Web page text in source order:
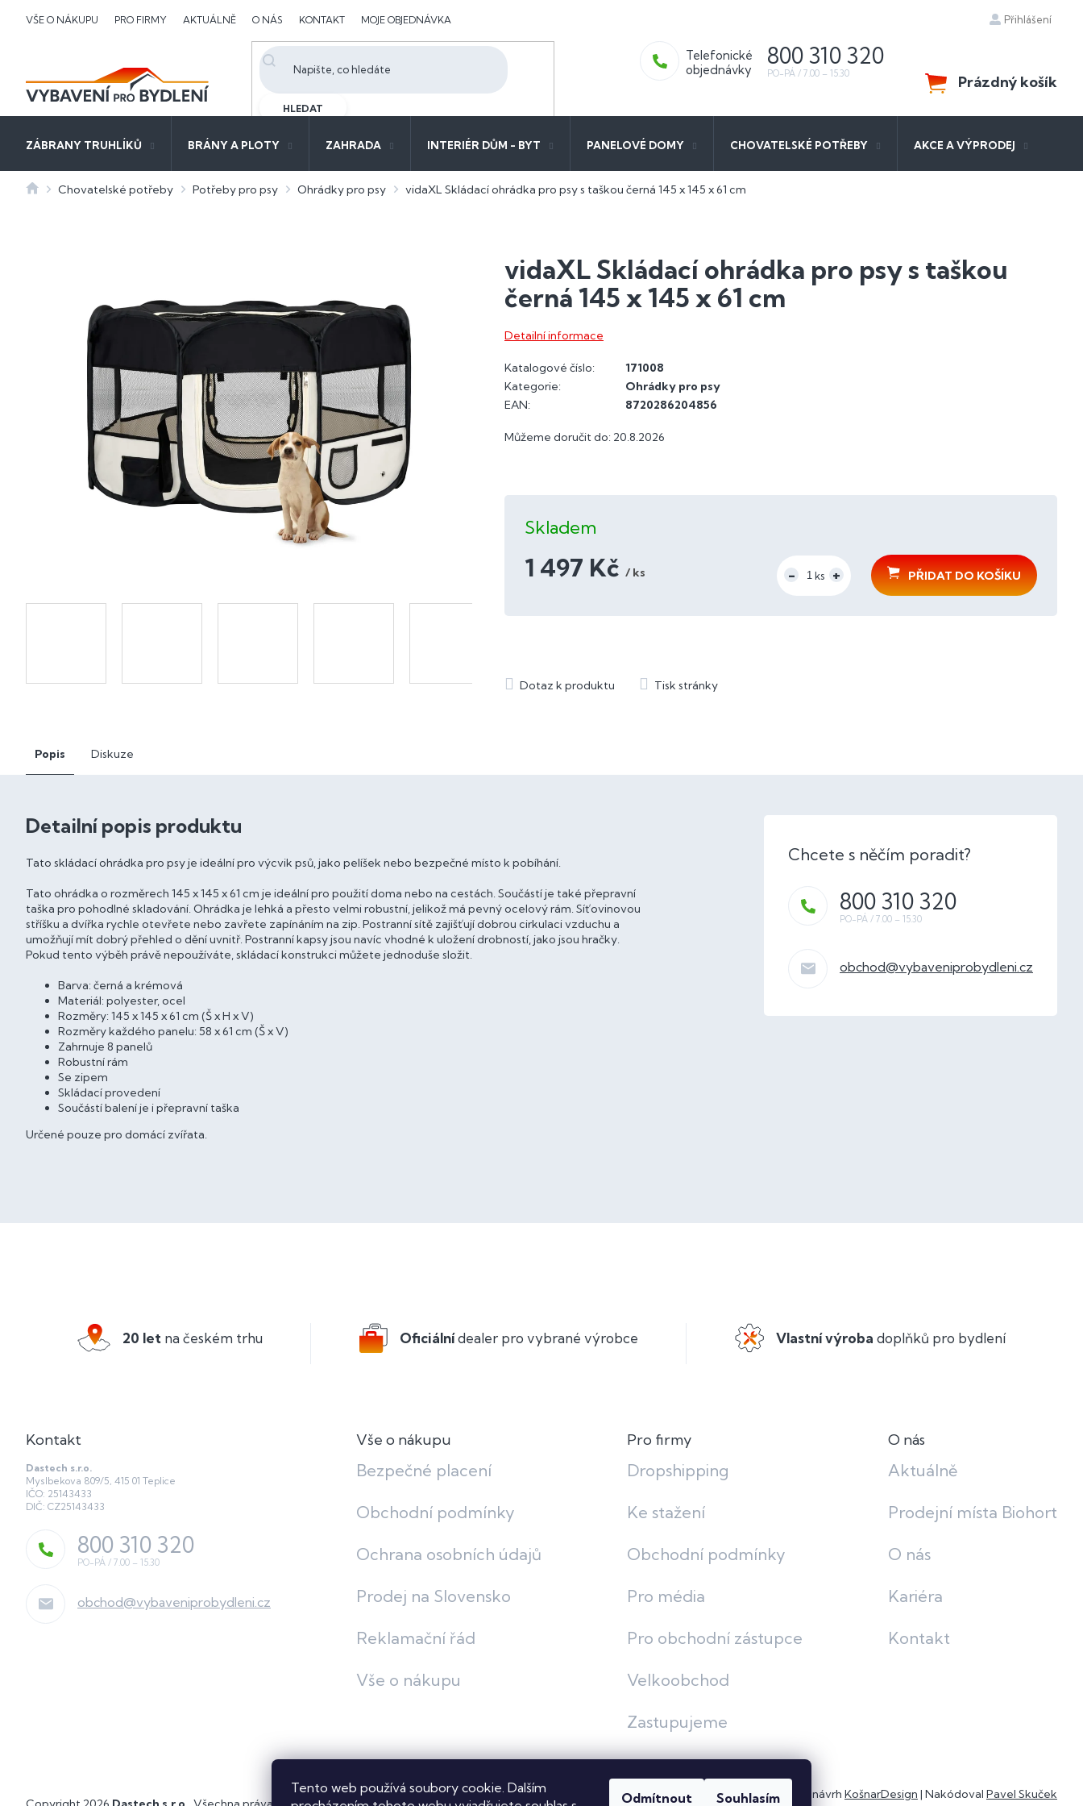
Tento web používá soubory cookie. Dalším
Odmítnout Souhlasím
VŠE O NÁKUPU PRO FIRMY AKTUÁLNĚ O NÁS KONTAKT MOJE OBJEDNÁVKA Přihlášení
HLEDAT
800 310 320
NÁKUPNÍ
KOŠÍK
Prázdný košík
ZÁBRANY TRUHLÍKŮ BRÁNY A PLOTY ZAHRADA INTERIÉR DŮM - BYT PANELOVÉ DOMY CHOVATELSKÉ POTŘEBY AKCE A VÝPRODEJ
DomůChovatelské potřeby Potřeby pro psy Ohrádky pro psy vidaXL Skládací ohrádka pro psy s taškou černá 145 x 145 x 61 cm
vidaXL Skládací ohrádka pro psy s taškou
černá 145 x 145 x 61 cm
Můžeme doručit do: 20.8.2026
Skladem
1 497 Kč / ks
PŘIDAT DO KOŠÍKU
Detailní informace
Katalogové číslo:
171008
Kategorie:
Ohrádky pro psy
EAN: 8720286204856
Popis Diskuze
Detailní popis produktu
Tato skládací ohrádka pro psy je ideální pro výcvik psů, jako pelíšek nebo bezpečné místo k pobíhání.
Tato ohrádka o rozměrech 145 x 145 x 61 cm je ideální pro použití doma nebo na cestách. Součástí je také přepravní
taška pro pohodlné skladování. Ohrádka je lehká a přesto velmi robustní, jelikož má pevný ocelový rám. Síťovinovou
stříšku a dvířka rychle otevřete nebo zavřete zapínáním na zip. Postranní sítě zajišťují dobrou cirkulaci vzduchu a
umožňují mít dobrý přehled o dění uvnitř. Postranní kapsy jsou navíc vhodné k uložení drobností, jako jsou hračky.
Pokud tento výběh právě nepoužíváte, skládací konstrukci můžete jednoduše složit.
Barva: černá a krémová
Materiál: polyester, ocel
Rozměry: 145 x 145 x 61 cm (Š x H x V)
Rozměry každého panelu: 58 x 61 cm (Š x V)
Zahrnuje 8 panelů
Robustní rám
Se zipem
Skládací provedení
Součástí balení je i přepravní taška
Určené pouze pro domácí zvířata.
obchod@vybaveniprobydleni.cz
800 310 320
20 let na českém trhu Oficiálnídealer pro vybrané výrobce Vlastní výroba doplňků pro bydlení
Kontakt
Dastech s.r.o.
Myslbekova 809/5, 415 01 Teplice
IČO: 25143433
DIČ: CZ25143433
obchod@vybaveniprobydleni.cz
800 310 320
Vše o nákupu
Bezpečné placení
Obchodní podmínky
Ochrana osobních údajů
Prodej na Slovensko
Reklamační řád
Vše o nákupu
Pro firmy
Dropshipping
Ke stažení
Obchodní podmínky
Pro média
Pro obchodní zástupce
Velkoobchod
Zastupujeme
O nás
Aktuálně
Prodejní místa Biohort
O nás
Kariéra
Kontakt
Grafický návrh KošnarDesign | Nakódoval Pavel Skuček